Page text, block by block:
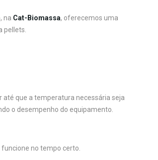
na Cat-Biomassa, oferecemos uma
pellets.
que a temperatura necessária seja
o desempenho do equipamento.
no tempo certo.